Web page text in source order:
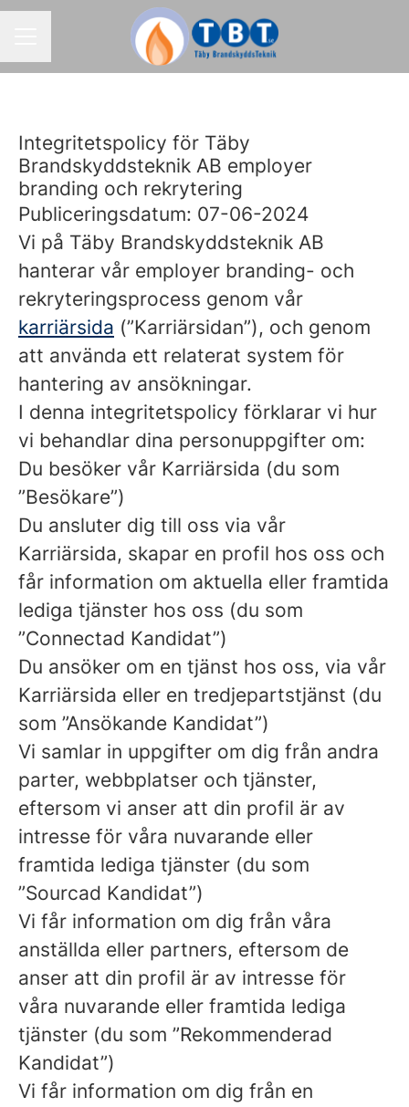
Integritetspolicy för Täby
Brandskyddsteknik AB employer
branding och rekrytering
Publiceringsdatum: 07-06-2024
Vi på Täby Brandskyddsteknik AB
hanterar vår employer branding- och
rekryteringsprocess genom vår
karriärsida (”Karriärsidan”), och genom
att använda ett relaterat system för
hantering av ansökningar.
I denna integritetspolicy förklarar vi hur
vi behandlar dina personuppgifter om:
Du besöker vår Karriärsida (du som
”Besökare”)
Du ansluter dig till oss via vår
Karriärsida, skapar en profil hos oss och
får information om aktuella eller framtida
lediga tjänster hos oss (du som
”Connectad Kandidat”)
Du ansöker om en tjänst hos oss, via vår
Karriärsida eller en tredjepartstjänst (du
som ”Ansökande Kandidat”)
Vi samlar in uppgifter om dig från andra
parter, webbplatser och tjänster,
eftersom vi anser att din profil är av
intresse för våra nuvarande eller
framtida lediga tjänster (du som
”Sourcad Kandidat”)
Vi får information om dig från våra
anställda eller partners, eftersom de
anser att din profil är av intresse för
våra nuvarande eller framtida lediga
tjänster (du som ”Rekommenderad
Kandidat”)
Vi får information om dig från en